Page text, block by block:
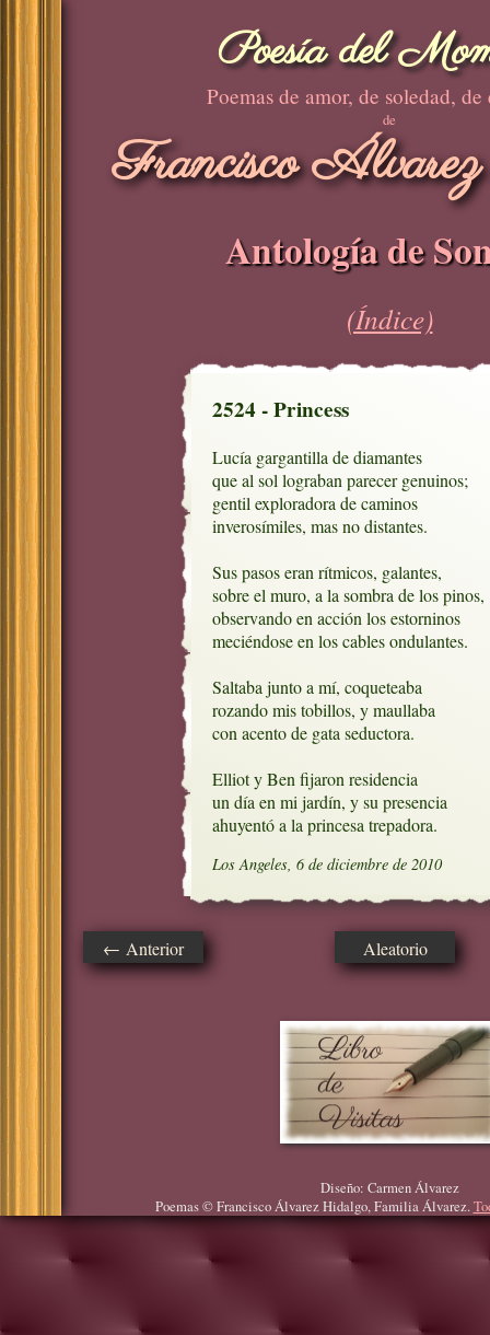
Poesía del
Poemas de amor, de soledad, de
de
Francisco
Antología de
(Índice)
2524 - Princess
Lucía gargantilla de diamantes
que al sol lograban parecer genuinos;
gentil exploradora de caminos
inverosímiles, mas no distantes.
Sus pasos eran rítmicos, galantes,
sobre el muro, a la sombra de los pinos,
observando en acción los estorninos
meciéndose en los cables ondulantes.
Saltaba junto a mí, coqueteaba
rozando mis tobillos, y maullaba
con acento de gata seductora.
Elliot y Ben fijaron residencia
un día en mi jardín, y su presencia
ahuyentó a la princesa trepadora.
Los Angeles, 6 de diciembre de 2010
← Anterior Aleatorio
Diseño: Carmen Álvarez
Poemas © Francisco Álvarez Hidalgo, Familia Álvarez.